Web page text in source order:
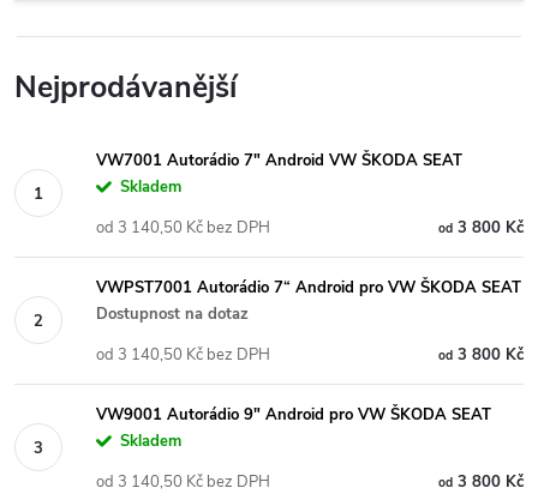
Nejprodávanější
VW7001 Autorádio 7" Android VW ŠKODA SEAT
Skladem
od3 800 Kč
od 3 140,50 Kč bez DPH
VWPST7001 Autorádio 7“ Android pro VW ŠKODA SEAT
Dostupnost na dotaz
od3 800 Kč
od 3 140,50 Kč bez DPH
VW9001 Autorádio 9" Android pro VW ŠKODA SEAT
Skladem
od3 800 Kč
od 3 140,50 Kč bez DPH